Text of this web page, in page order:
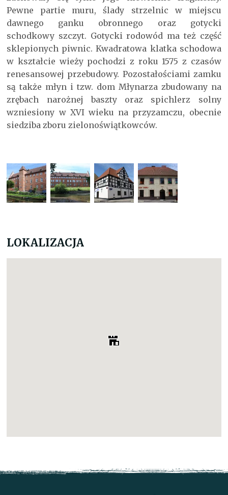
Pewne partie muru, ślady strzelnic w miejscu
dawnego ganku obronnego oraz gotycki
schodkowy szczyt. Gotycki rodowód ma też część
sklepionych piwnic. Kwadratowa klatka schodowa
w kształcie wieży pochodzi z roku 1575 z czasów
renesansowej przebudowy. Pozostałościami zamku
są także młyn i tzw. dom Młynarza zbudowany na
zrębach narożnej baszty oraz spichlerz solny
wzniesiony w XVI wieku na przyzamczu, obecnie
siedziba zboru zielonoświątkowców.
LOKALIZACJA